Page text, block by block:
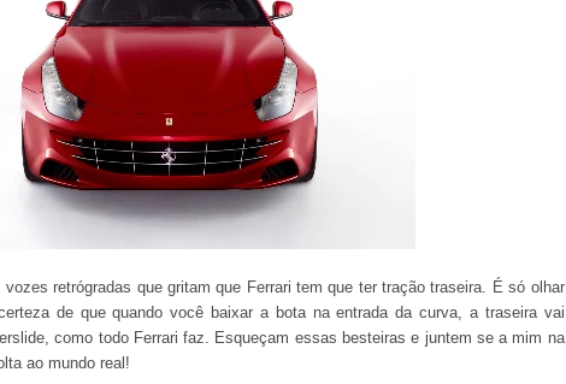
retrógradas que gritam que Ferrari tem que ter tração traseira. É só olhar
de que quando você baixar a bota na entrada da curva, a traseira vai
como todo Ferrari faz. Esqueçam essas besteiras e juntem se a mim na
ao mundo real!